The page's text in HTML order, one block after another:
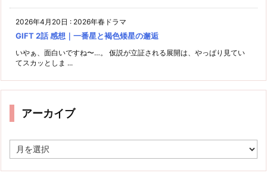
2026年4月20日 : 2026年春ドラマ
GIFT 2話 感想｜一番星と褐色矮星の邂逅
いやぁ、面白いですね〜…。 仮説が立証される展開は、やっぱり見てい
てスカッとしま ...
アーカイブ
ー